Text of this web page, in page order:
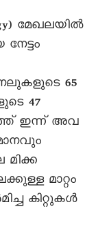
മേഖലയിൽ
65
47
ഇന്ന് അവ
മിക്ക
മാറ്റം
കിറ്റുകൾ